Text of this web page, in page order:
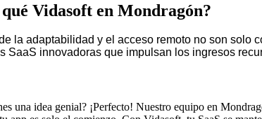
Vidasoft en Mondragón?
la adaptabilidad y el acceso remoto no son
SaaS innovadoras que impulsan los ingresos
una idea genial? ¡Perfecto! Nuestro equipo en